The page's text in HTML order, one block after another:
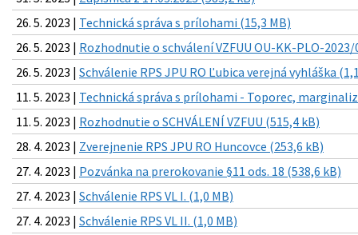
26. 5. 2023 | Technická správa s prílohami (15,3 MB)
26. 5. 2023 | Rozhodnutie o schválení VZFUU OU-KK-PLO-
26. 5. 2023 | Schválenie RPS JPU RO Ľubica verejná vyhláška
11. 5. 2023 | Technická správa s prílohami - Toporec,
11. 5. 2023 | Rozhodnutie o SCHVÁLENÍ VZFUU (515,4 kB)
28. 4. 2023 | Zverejnenie RPS JPU RO Huncovce (253,6 kB)
27. 4. 2023 | Pozvánka na prerokovanie §11 ods. 18 (538,6 kB)
27. 4. 2023 | Schválenie RPS VL I. (1,0 MB)
27. 4. 2023 | Schválenie RPS VL II. (1,0 MB)